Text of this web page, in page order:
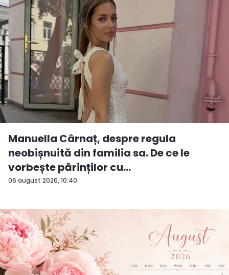
06 august 2026, 10:40
Manuella Cârnaț, despre regula
neobișnuită din familia sa. De ce le
vorbește părinților cu
„dumneavoastră...